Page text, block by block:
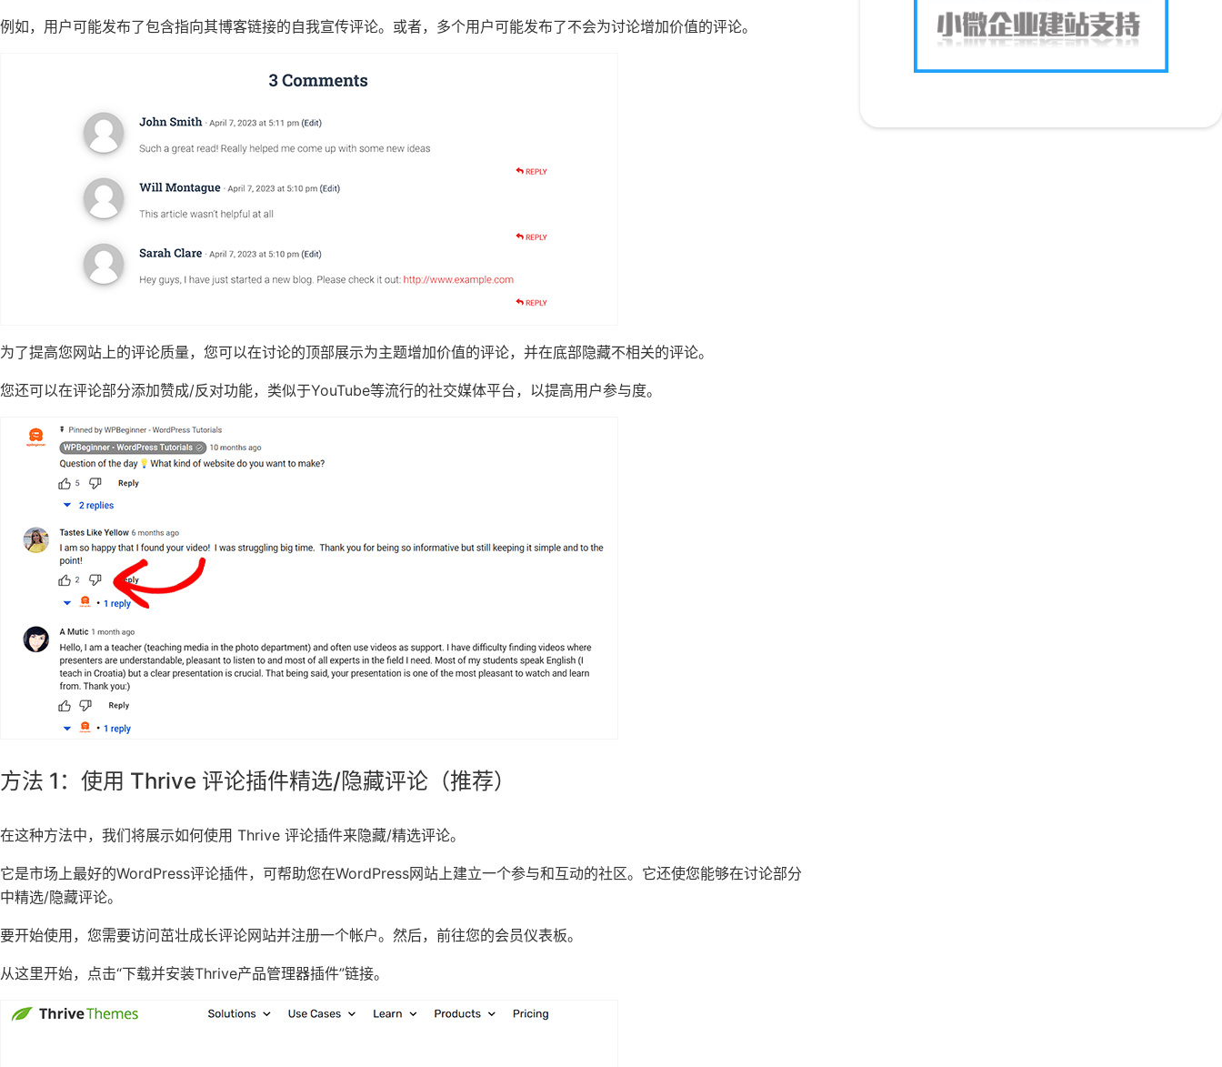
例如，用户可能发布了包含指向其博客链接的自我宣传评论。或者，多个用户可能发布了不会为讨论增加价值的评论。
为了提高您网站上的评论质量，您可以在讨论的顶部展示为主题增加价值的评论，并在底部隐藏不相关的评论。
您还可以在评论部分添加赞成/反对功能，类似于YouTube等流行的社交媒体平台，以提高用户参与度。
方法 1：使用 Thrive 评论插件精选/隐藏评论（推荐）
在这种方法中，我们将展示如何使用 Thrive 评论插件来隐藏/精选评论。
它是市场上最好的WordPress评论插件，可帮助您在WordPress网站上建立一个参与和互动的社区。它还使您能够在讨论部分
中精选/隐藏评论。
要开始使用，您需要访问茁壮成长评论网站并注册一个帐户。然后，前往您的会员仪表板。
从这里开始，点击“下载并安装Thrive产品管理器插件”链接。